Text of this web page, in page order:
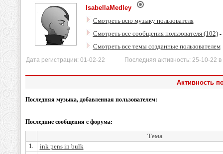
IsabellaMedley
Смотреть всю музыку пользователя
Смотреть все сообщения пользователя (102)-
Смотреть все темы созданные пользователем
Дата регистрации: 01-02-22 Последняя активность: 25-10-22 в
Активность
Последняя музыка, добавленная пользователем:
Последние сообщения с форума:
Тема
1. ink pens in bulk